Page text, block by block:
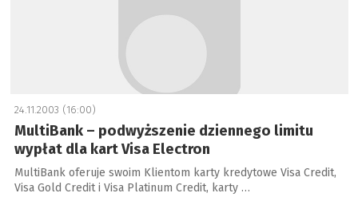
24.11.2003 (16:00)
MultiBank – podwyższenie dziennego limitu
wypłat dla kart Visa Electron
MultiBank oferuje swoim Klientom karty kredytowe Visa Credit,
Visa Gold Credit i Visa Platinum Credit, karty …